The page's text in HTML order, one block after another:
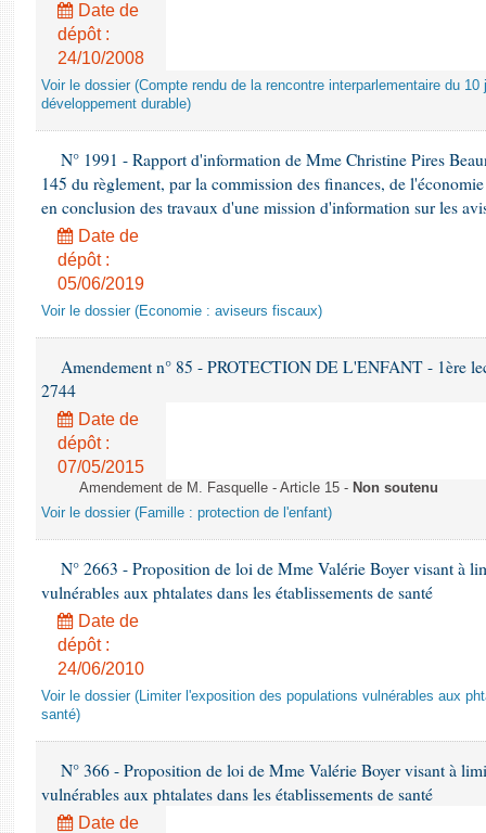
Date de
dépôt :
24/10/2008
Voir le dossier (Compte rendu de la rencontre interparlementaire du
développement durable)
N° 1991 - Rapport d'information de Mme Christine Pires
145 du règlement, par la commission des finances, de
en conclusion des travaux d'une mission d'information sur les
Date de
dépôt :
05/06/2019
Voir le dossier (Economie : aviseurs fiscaux)
Amendement n° 85 - PROTECTION DE L'ENFANT - 1ère
2744
Date de
dépôt :
07/05/2015
Amendement de M. Fasquelle - Article 15 - Non soutenu
Voir le dossier (Famille : protection de l'enfant)
N° 2663 - Proposition de loi de Mme Valérie Boyer visant à
vulnérables aux phtalates dans les établissements de santé
Date de
dépôt :
24/06/2010
Voir le dossier (Limiter l'exposition des populations vulnérables aux
santé)
N° 366 - Proposition de loi de Mme Valérie Boyer visant à
vulnérables aux phtalates dans les établissements de santé
Date de